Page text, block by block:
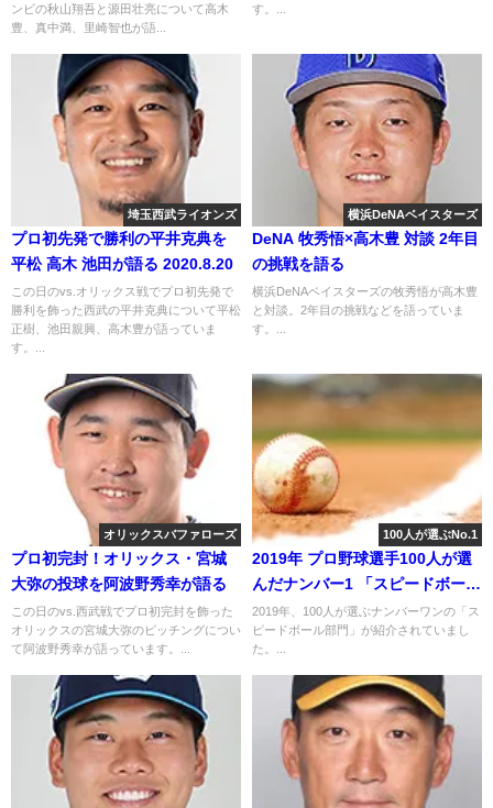
ンビの秋山翔吾と源田壮亮について高木
豊、真中満、里崎智也が語...
す。...
埼玉西武ライオンズ
プロ初先発で勝利の平井克典を
平松 高木 池田が語る 2020.8.20
この日のvs.オリックス戦でプロ初先発で
勝利を飾った西武の平井克典について平松
正樹、池田親興、高木豊が語っていま
す。...
横浜DeNAベイスターズ
DeNA 牧秀悟×高木豊 対談 2年目
の挑戦を語る
横浜DeNAベイスターズの牧秀悟が高木豊
と対談。2年目の挑戦などを語っていま
す。...
オリックスバファローズ
プロ初完封！オリックス・宮城
大弥の投球を阿波野秀幸が語る
この日のvs.西武戦でプロ初完封を飾った
オリックスの宮城大弥のピッチングについ
て阿波野秀幸が語っています。...
100人が選ぶNo.1
2019年 プロ野球選手100人が選
んだナンバー1 「スピードボール
部門」
2019年、100人が選ぶナンバーワンの「ス
ピードボール部門」が紹介されていまし
た。...